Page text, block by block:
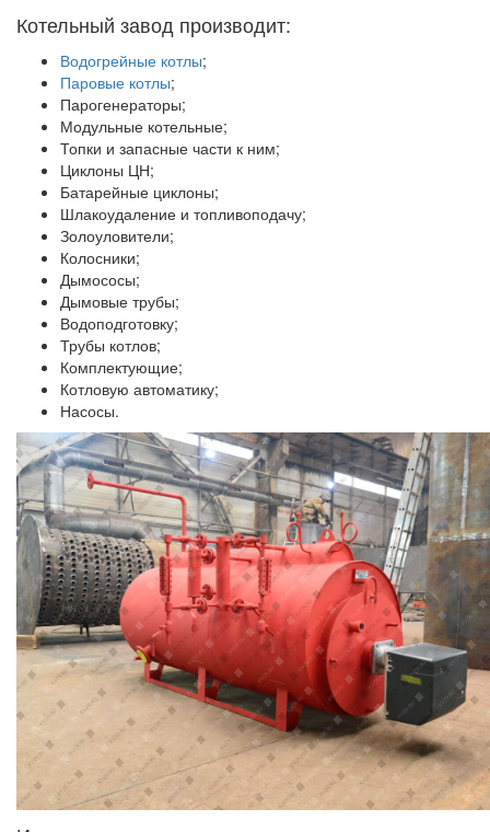
Котельный завод производит:
Водогрейные котлы;
Паровые котлы;
Парогенераторы;
Модульные котельные;
Топки и запасные части к ним;
Циклоны ЦН;
Батарейные циклоны;
Шлакоудаление и топливоподачу;
Золоуловители;
Колосники;
Дымососы;
Дымовые трубы;
Водоподготовку;
Трубы котлов;
Комплектующие;
Котловую автоматику;
Насосы.